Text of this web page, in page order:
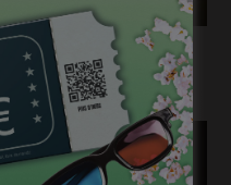
de « Destination